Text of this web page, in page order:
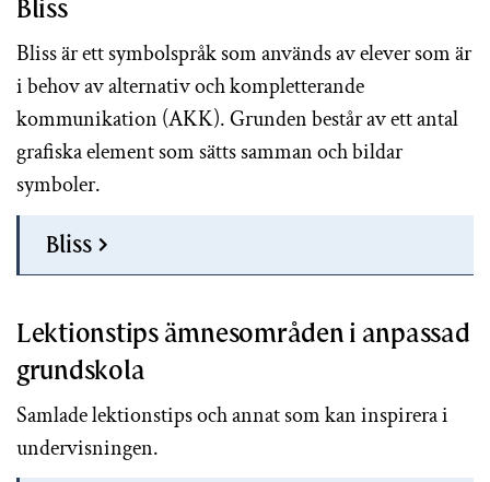
Bliss
Bliss är ett symbolspråk som används av elever som är
i behov av alternativ och kompletterande
kommunikation (AKK). Grunden består av ett antal
grafiska element som sätts samman och bildar
symboler.
Bliss
Lektionstips ämnesområden i anpassad
grundskola
Samlade lektionstips och annat som kan inspirera i
undervisningen.